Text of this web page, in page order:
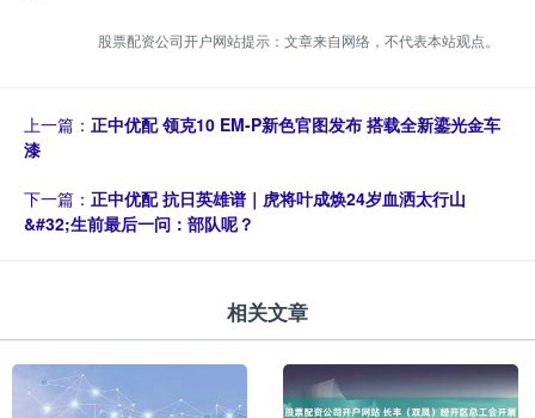
股票配资公司开户网站提示：文章来自网络，不代表本站观点。
上一篇： 正中优配 领克10 EM-P新色官图发布 搭载全新鎏光金车
漆
下一篇： 正中优配 抗日英雄谱｜虎将叶成焕24岁血洒太行山
&#32;生前最后一问：部队呢？
相关文章